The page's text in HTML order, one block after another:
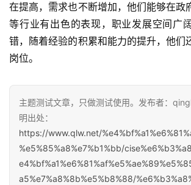
在提高，需求也不断增加，他们能够在政
等行业有出色的表现，职业发展空间广
错，随着经验的积累和能力的提升，他们
岗位。
主题测试文章，只做测试使用。发布者：
明出处：
https://www.qlw.net/
%e5%85%a8%e7%b1%bb/
a5%e7%a8%8b%e5%b8%88/